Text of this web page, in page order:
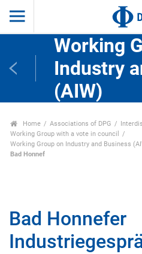
Working
Industry
(AIW)
Home Associations of DPG
Working Group with a vote in council
Working Group on Industry and Business
Bad Honnef
Bad Honnefer